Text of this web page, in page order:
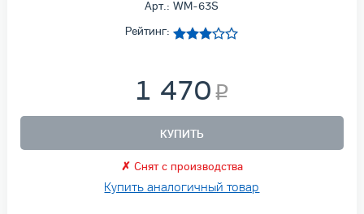
Арт.: WM-63S
Рейтинг:
1 470
КУПИТЬ
✗ Снят с производства
Купить аналогичный товар